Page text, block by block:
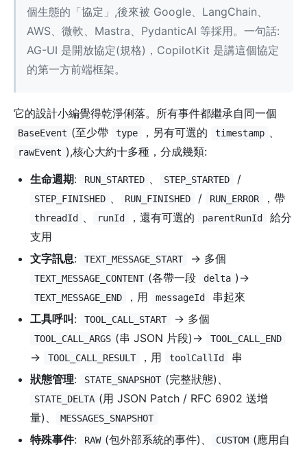
個生態的「協定」,後來被 Google、LangChain、
AWS、微軟、Mastra、PydanticAI 等採用。一句話:
AG-UI 是開放協定(規格)，CopilotKit 是講這個協定
的第一方前端框架。
它的設計小編覺得乾淨俐落。所有事件都繼承自同一個
BaseEvent (至少帶 type ，另有可選的 timestamp
rawEvent ),核心大約十多種，分成幾類:
生命週期: RUN_STARTED STEP_STARTED /
STEP_FINISHED RUN_FINISHED / RUN_ERROR ，帶
threadId runId ，還有可選的 parentRunId
給分
支用
文字訊息: TEXT_MESSAGE_START → 多個
TEXT_MESSAGE_CONTENT (各帶一段 delta )→
TEXT_MESSAGE_END ，用 messageId
串起來
工具呼叫: TOOL_CALL_START → 多個
TOOL_CALL_ARGS (串 JSON 片段)→ TOOL_CALL_END
→ TOOL_CALL_RESULT ，用 toolCallId
串
狀態管理: STATE_SNAPSHOT (完整狀態)、
STATE_DELTA (用 JSON Patch / RFC 6902 送增
量)、
MESSAGES_SNAPSHOT
特殊事件: RAW (包外部系統的事件)、 CUSTOM (應用自